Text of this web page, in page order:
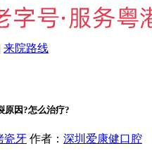
来院路线
原因?怎么治疗?
瓷牙 作者： 深圳爱康健口腔